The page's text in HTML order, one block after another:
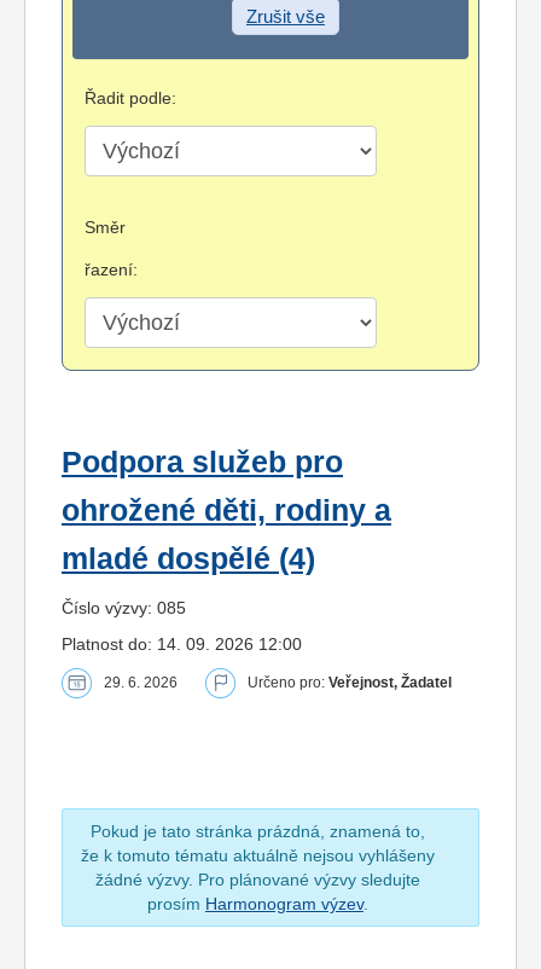
Zrušit vše
Řadit podle:
Směr
řazení:
Podpora služeb pro
ohrožené děti, rodiny a
mladé dospělé (4)
Číslo výzvy: 085
Platnost do: 14. 09. 2026 12:00
29. 6. 2026 Určeno pro: Veřejnost, Žadatel
Pokud je tato stránka prázdná, znamená to,
že k tomuto tématu aktuálně nejsou vyhlášeny
žádné výzvy. Pro plánované výzvy sledujte
prosím Harmonogram výzev.